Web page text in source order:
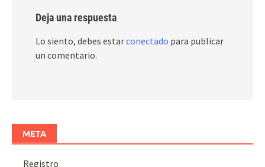
Deja una respuesta
Lo siento, debes estarconectado para publicar
un comentario.
META
Registro